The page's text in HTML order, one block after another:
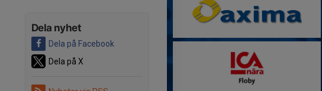
Dela nyhet
Dela på Facebook
Dela på X